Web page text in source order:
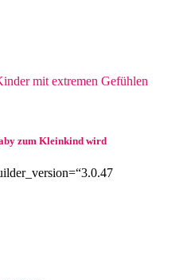
zum Kleinkind wird